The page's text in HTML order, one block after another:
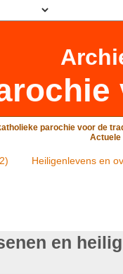
parochie voor de
Actuele
Heiligenlevens en
en